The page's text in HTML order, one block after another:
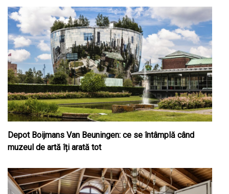
Depot Boijmans Van Beuningen: ce se întâmplă când
muzeul de artă îți arată tot